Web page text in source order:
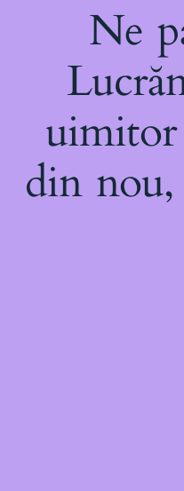
Ne
din